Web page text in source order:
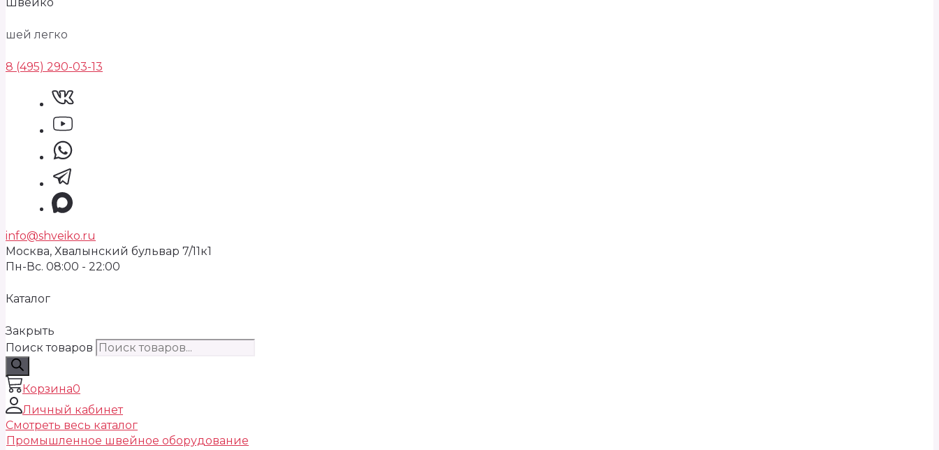
шей легко
8 (495) 290-03-13
info@shveiko.ru
Москва, Хвалынский бульвар 7/11к1
Пн-Вс. 08:00 - 22:00
Каталог
Закрыть
Поиск товаров
Корзина0
Личный кабинет
Смотреть весь каталог
Промышленное швейное оборудование